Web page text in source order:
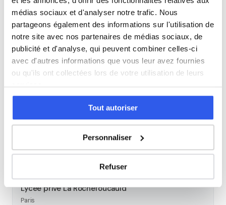
médias sociaux et d'analyser notre trafic. Nous
partageons également des informations sur l'utilisation de
notre site avec nos partenaires de médias sociaux, de
publicité et d'analyse, qui peuvent combiner celles-ci
avec d'autres informations que vous leur avez fournies
ou qu'ils ont collectées lors de votre utilisation de leurs
services.
Tout autoriser
Personnaliser
Refuser
Cours par niveau
Seconde Première Terminale
Tous les cours particuliers à Paris
cours à Paris →
Autres lycées à proximité
Lycée privé Sainte-Ursule Louise de Bettignies
Lycée privé La Rochefoucauld
Paris